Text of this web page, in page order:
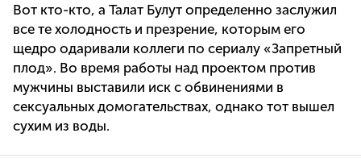
Вот кто-кто, а Талат Булут определенно заслужил
все те холодность и презрение, которым его
щедро одаривали коллеги по сериалу «Запретный
плод». Во время работы над проектом против
мужчины выставили иск с обвинениями в
сексуальных домогательствах, однако тот вышел
сухим из воды.